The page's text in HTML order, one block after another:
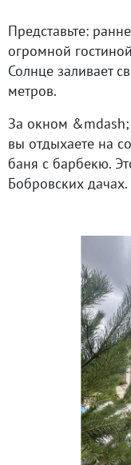
Представьте:
огромной
Солнце заливает
метров.
За окном &mdash;
вы отдыхаете на
баня с барбекю.
Бобровских дачах.
поэтому здесь
Фундамент:
теплым полом по
Стены: Газоблок
Дом теплый,